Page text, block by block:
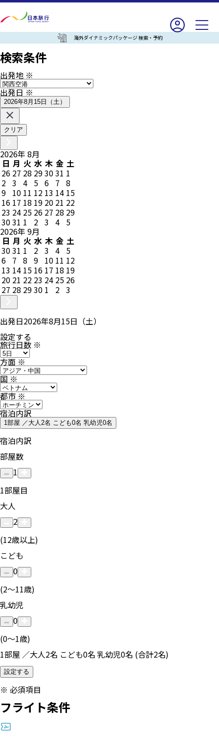
海外ダイナミックパッケージ 検索・予約
検索条件
出発地 ※
出発日※
2026年8月15日（土）
クリア
2026年 8月
日 月 火 水 木 金 土
26 27 28 293031 1
2 3 4 5 6 7 8
9 10 11 12 13 14 15
16 17 18 19 20 21 22
23 24 25 26 27 28 29
3031 1 2 3 4 5
2026年 9月
日 月 火 水 木 金 土
3031 1 2 3 4 5
6 7 8 9 10 11 12
13 14 15 16 17 18 19
20 21 22 23 24 25 26
27 28 2930 1 2 3
出発日2026年8月15日（土）
設定する
旅行日数 ※
方面※
国※
都市※
宿泊内訳
1部屋 ／大人2名 こども0名 乳幼児0名
宿泊内訳
部屋数
1
1部屋目
大人
2
(12歳以上)
こども
0
(2〜11歳)
乳幼児
0
(0〜1歳)
1部屋 ／大人2名 こども0名 乳幼児0名 (合計2名)
設定する
※ 必須項目
フライト条件